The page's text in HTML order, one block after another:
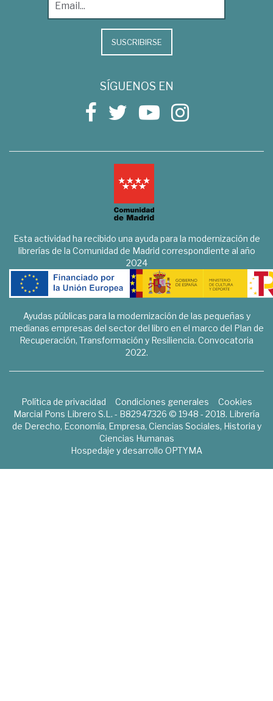
SUSCRIBIRSE
SÍGUENOS EN
Esta actividad ha recibido una ayuda para la modernización de
librerías de la Comunidad de Madrid correspondiente al año
2024
Ayudas públicas para la modernización de las pequeñas y
medianas empresas del sector del libro en el marco del Plan de
Recuperación, Transformación y Resiliencia. Convocatoria
2022.
Política de privacidad Condiciones generales
Cookies
Marcial Pons Librero S.L. - B82947326 © 1948 - 2018. Librería
de Derecho, Economía, Empresa, Ciencias Sociales, Historia y
Ciencias Humanas
Hospedaje y desarrollo OPTYMA